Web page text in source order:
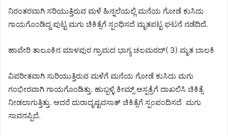
ನಿರಂತರವಾಗಿ ಸರಿಯುತ್ತಿರುವ ಮಳೆ ಹಿನ್ನಲೆಯಲ್ಲಿ ಮನೆಯ ಗೋಡೆ ಕುಸಿದು
ಗಾಯಗೊಂಡಿದ್ದ ಪುಟ್ಟ ಮಗು ಚಿಕಿತ್ಸೆಗೆ ಸ್ಪಂಧಿಸದೆ ಮೃತಪಟ್ಟ ಘಟನೆ ನಡೆದಿದೆ.
ಹಾವೇರಿ ತಾಲೂಕಿನ ಮಾಳಪುರ ಗ್ರಾಮದ ಭಾಗ್ಯ ಚಲಮರದ್( 3) ಮೃತ ಬಾಲಕಿ
ವಿಪರೀತವಾಗಿ ಸುರಿಯುತ್ತಿರುವ ಮಳೆಗೆ ಮನೆಯ ಗೋಡೆ ಕುಸಿದು ಮಗು
ಗಂಭೀರವಾಗಿ ಗಾಯಗೊಂಡಿತ್ತು. ಹುಬ್ಬಳ್ಳಿ ಕೀಮ್ಸ್ ಆಸ್ಪತ್ರೆಗೆ ದಾಖಲಿಸಿ ಚಿಕಿತ್ಸೆ
ನೀಡಲಾಗುತ್ತಿತ್ತು. ಆದರೆ ದುರಾದೃಷ್ಟವಸಾತ್ ಚಿಕಿತ್ಸೆಗೆ ಸ್ಪಂಪಂದಿಸದೆ ಮಗು
ಸಾವನಪ್ಪಿದೆ.